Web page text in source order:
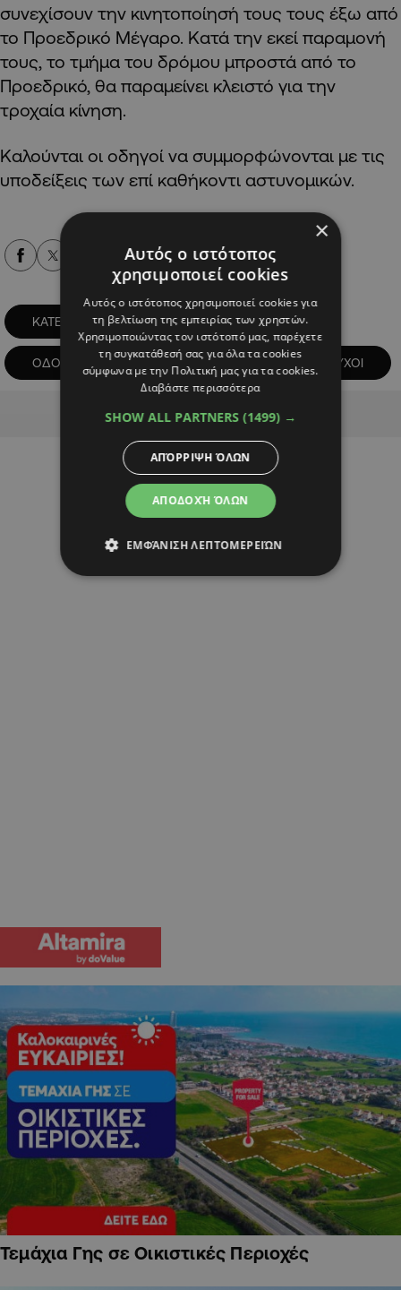
συνεχίσουν την κινητοποίησή τους τους έξω από
το Προεδρικό Μέγαρο. Κατά την εκεί παραμονή
τους, το τμήμα του δρόμου μπροστά από το
Προεδρικό, θα παραμείνει κλειστό για την
τροχαία κίνηση.
Καλούνται οι οδηγοί να συμμορφώνονται με τις
υποδείξεις των επί καθήκοντι αστυνομικών.
Alpha Podcasts
ΚΑΤΕΧΟΜΕΝΑ ΚΑΥΣΙΜΑ
ΟΔΟΦΡΑΓΜΑ ΑΓΙΟΥ ΔΟΜΕΤΙΟΥ ΠΡΑΤΗΡΙΟΥΧΟΙ
Τεμάχια Γης σε Οικιστικές Περιοχές
×
Αυτός ο ιστότοπος
χρησιμοποιεί cookies
Αυτός ο ιστότοπος χρησιμοποιεί cookies για
τη βελτίωση της εμπειρίας των χρηστών.
Χρησιμοποιώντας τον ιστότοπό μας, παρέχετε
τη συγκατάθεσή σας για όλα τα cookies
σύμφωνα με την Πολιτική μας για τα cookies.
Διαβάστε περισσότερα
SHOW ALL PARTNERS (1499) →
ΑΠΟΔΟΧΉ ΌΛΩΝ
ΑΠΌΡΡΙΨΗ ΌΛΩΝ
ΕΜΦΆΝΙΣΗ ΛΕΠΤΟΜΕΡΕΙΏΝ